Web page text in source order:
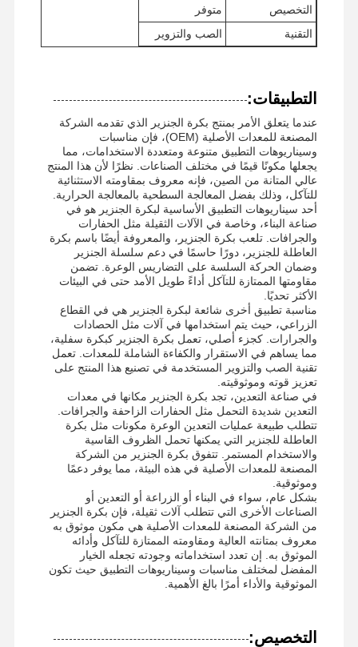
منزل المنتجات أشرطة فيديو
عرض الواقع
الافتراضي
حول بنا
جولة في
المعمل
ضبط الجودة أخبار
جميع القضايا طلب اقتباس
أجزاء الهيكل السفلي
التخصيص
متوفر
التقنية
الصب والتزوير
التطبيقات:
عندما يتعلق الأمر بمنتج بكرة الجنزير الذي تقدمه الشركة
المصنعة للمعدات الأصلية (OEM)، فإن مناسبات
وسيناريوهات التطبيق متنوعة ومتعددة الاستخدامات، مما
يجعلها مكونًا قيمًا في مختلف الصناعات. نظرًا لأن هذا المنتج
عالي المتانة من الصين، فإنه معروف بمقاومته الاستثنائية
للتآكل، وذلك بفضل المعالجة السطحية بالمعالجة الحرارية.
أحد سيناريوهات التطبيق الأساسية لبكرة الجنزير هو في
صناعة البناء، وخاصة في الآلات الثقيلة مثل الحفارات
والجرافات. تلعب بكرة الجنزير، والمعروفة أيضًا باسم بكرة
العاطلة للجنزير، دورًا حاسمًا في دعم سلسلة الجنزير
وضمان الحركة السلسة على التضاريس الوعرة. تضمن
مقاومتها الممتازة للتآكل أداءً طويل الأمد حتى في البيئات
الأكثر تحديًا.
مناسبة تطبيق أخرى شائعة لبكرة الجنزير هي في القطاع
الزراعي، حيث يتم استخدامها في آلات مثل الحصادات
والجرارات. كجزء أصلي، تعمل بكرة الجنزير كبكرة سفلية،
مما يساهم في الاستقرار والكفاءة الشاملة للمعدات. تعمل
تقنية الصب والتزوير المستخدمة في تصنيع هذا المنتج على
تعزيز قوته وموثوقيته.
في صناعة التعدين، تجد بكرة الجنزير مكانها في معدات
التعدين شديدة التحمل مثل الحفارات الزاحفة والجرافات.
تتطلب طبيعة عمليات التعدين الوعرة مكونات مثل بكرة
العاطلة للجنزير التي يمكنها تحمل الظروف القاسية
والاستخدام المستمر. تتفوق بكرة الجنزير من الشركة
المصنعة للمعدات الأصلية في هذه البيئة، مما يوفر دعمًا
وموثوقية.
بشكل عام، سواء في البناء أو الزراعة أو التعدين أو
الصناعات الأخرى التي تتطلب آلات ثقيلة، فإن بكرة الجنزير
من الشركة المصنعة للمعدات الأصلية هي مكون موثوق به
معروف بمتانته العالية ومقاومته الممتازة للتآكل وأدائه
الموثوق به. إن تعدد استخداماته وجودته تجعله الخيار
المفضل لمختلف مناسبات وسيناريوهات التطبيق حيث تكون
الموثوقية والأداء أمرًا بالغ الأهمية.
التخصيص: